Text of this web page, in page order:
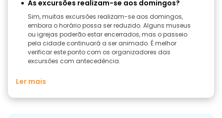
As excursões realizam-se aos domingos?
Sim, muitas excursões realizam-se aos domingos,
embora o horário possa ser reduzido. Alguns museus
ou igrejas poderão estar encerrados, mas o passeio
pela cidade continuará a ser animado. É melhor
verificar este ponto com os organizadores das
excursões com antecedência.
Ler mais